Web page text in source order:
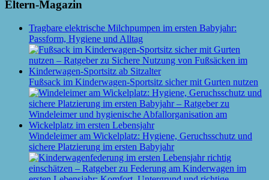
Eltern-Magazin
Tragbare elektrische Milchpumpen im ersten Babyjahr:
Passform, Hygiene und Alltag
Fußsack im Kinderwagen-Sportsitz sicher mit Gurten nutzen
Windeleimer am Wickelplatz: Hygiene, Geruchsschutz und
sichere Platzierung im ersten Babyjahr